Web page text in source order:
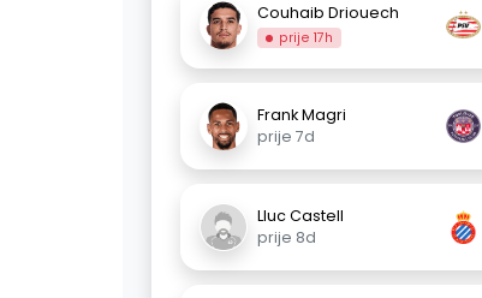
Couhaib Driouech
prije 17h
Frank Magri
prije 7d
Lluc Castell
prije 8d